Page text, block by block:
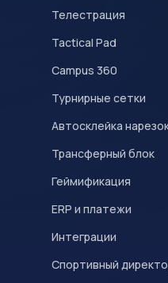
Телестрация
Tactical Pad
Campus 360
Турнирные сетки
Автосклейка
Трансферный блок
Геймификация
ERP и платежи
Интеграции
Спортивный